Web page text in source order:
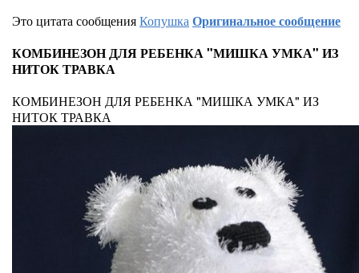
Это цитата сообщенияКопушкаОригинальное сообщение
КОМБИНЕЗОН ДЛЯ РЕБЕНКА "МИШКА УМКА" ИЗ
НИТОК ТРАВКА
КОМБИНЕЗОН ДЛЯ РЕБЕНКА "МИШКА УМКА" ИЗ
НИТОК ТРАВКА